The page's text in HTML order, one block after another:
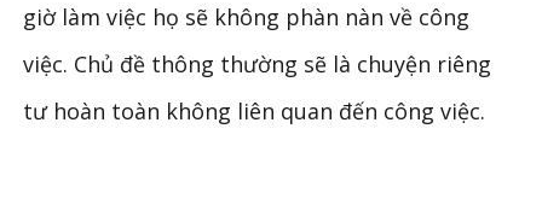
giờ làm việc họ sẽ không phàn nàn về công
việc. Chủ đề thông thường sẽ là chuyện riêng
tư hoàn toàn không liên quan đến công việc.